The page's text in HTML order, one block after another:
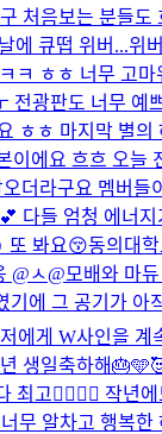
처음보는 분들도
에 큐떱 위버...위
ㅎㅎ 너무 고
광판도 너무 예
ㅎㅎ 마지막 별의
에요 흐흐 오늘
더라구요 멤버들
다들 엄청 에너
또 봐요😚동의대
@ㅅ@모배와 마
에 그 공기가 아
에게 W사인을
생일축하해
고❤️‍🔥❤️‍🔥 작년
알차고 행복한